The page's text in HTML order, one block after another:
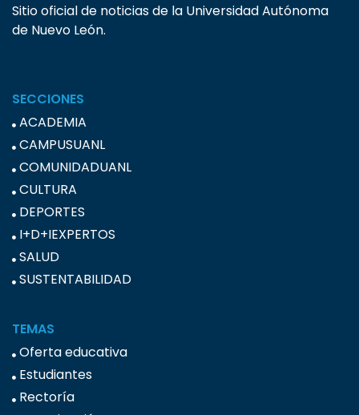
Sitio oficial de noticias de la Universidad Autónoma
de Nuevo León.
SECCIONES
ACADEMIA
CAMPUSUANL
COMUNIDADUANL
CULTURA
DEPORTES
I+D+IEXPERTOS
SALUD
SUSTENTABILIDAD
TEMAS
Oferta educativa
Estudiantes
Rectoría